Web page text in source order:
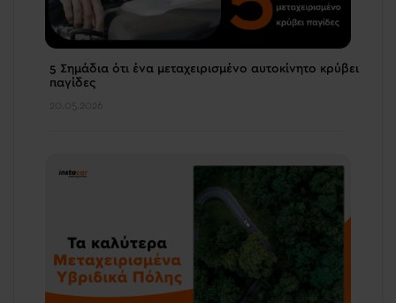
5 Σημάδια ότι ένα μεταχειρισμένο αυτοκίνητο κρύβει
παγίδες
20.05.2026